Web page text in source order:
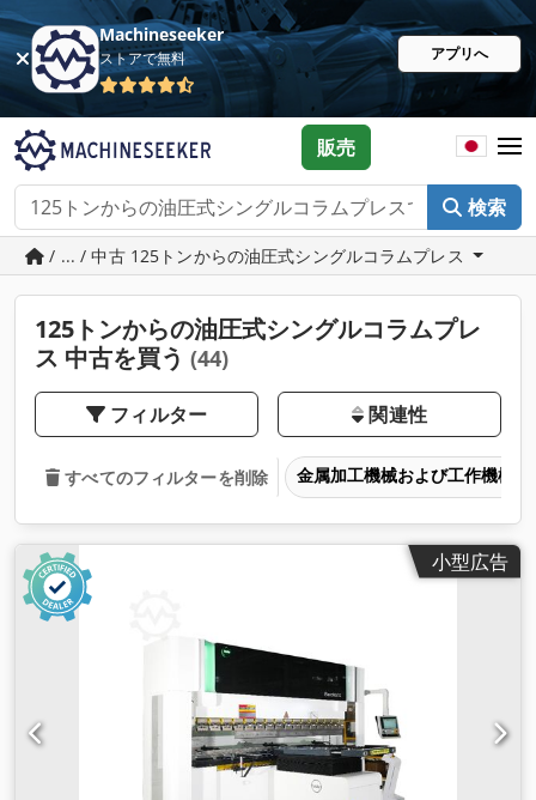
Machineseeker
ストアで無料 アプリへ
検索
販売
/ ... / 中古 125トンからの油圧式シングルコラムプレス
125トンからの油圧式シングルコラムプレ
ス 中古を買う (44)
フィルター 関連性
すべてのフィルターを削除 金属加工機械および工作機械
小型広告